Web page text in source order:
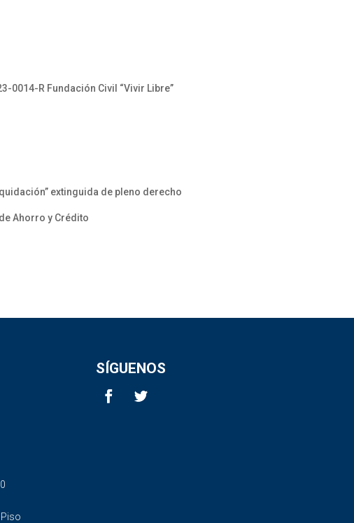
0014-R Fundación Civil “Vivir Libre”
extinguida de pleno derecho
Ahorro y Crédito
SÍGUENOS